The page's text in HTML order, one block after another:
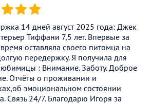
(*) (*) (*)
14 дней август 2025 года: Джек
Тиффани 7,5 лет. Впервые за
оставляла своего питомца на
передержку. Я получила для
: Внимание. Заботу. Доброе
Отчёты о проживании и
эмоциональном состоянии
Связь 24/7. Благодарю Игоря за